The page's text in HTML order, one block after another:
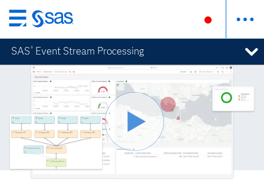
Skip
to
main
content
SAS ® Event Stream Processing